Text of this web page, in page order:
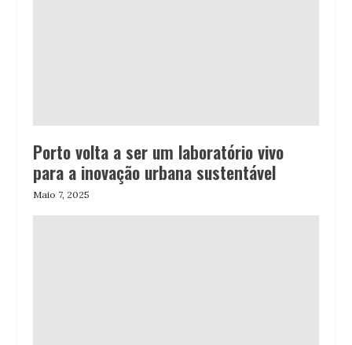
Porto volta a ser um laboratório vivo
para a inovação urbana sustentável
Maio 7, 2025